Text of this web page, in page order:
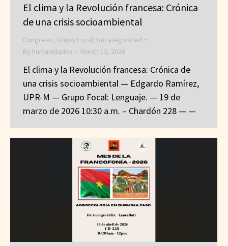
El clima y la Revolución francesa: Crónica
de una crisis socioambiental
Congreso, Grupo Focal, Uncategorized
By humanidades March 12, 2026
El clima y la Revolución francesa: Crónica de
una crisis socioambiental — Edgardo Ramírez,
UPR-M — Grupo Focal: Lenguaje. — 19 de
marzo de 2026 10:30 a.m. – Chardón 228 — —